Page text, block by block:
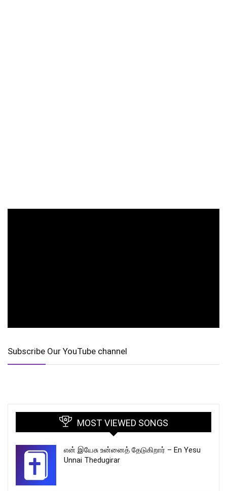
Subscribe Our YouTube channel
MOST VIEWED SONGS
என் இயேசு உன்னைத் தேடுகிறார் – En Yesu
Unnai Thedugirar